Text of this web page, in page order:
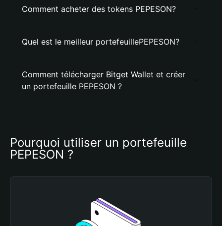
Comment acheter des tokens PEPESON?
Quel est le meilleur portefeuillePEPESON?
Comment télécharger Bitget Wallet et créer
un portefeuille PEPESON ?
Pourquoi utiliser un portefeuille
PEPESON ?